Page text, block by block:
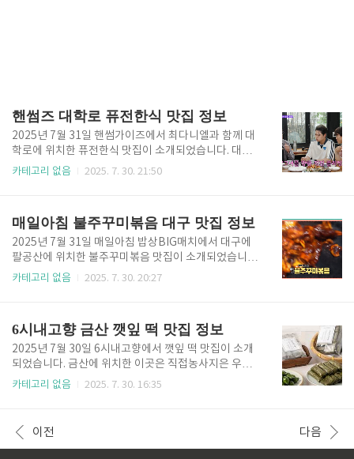
핸썸즈 대학로 퓨전한식 맛집 정보
2025년 7월 31일 핸썸가이즈에서 최다니엘과 함께 대
학로에 위치한 퓨전한식 맛집이 소개되었습니다. 대학
로에서 웨이팅이 있을 정도로 인기 있는 한식 퓨전 맛집
등 다양한 밥 메뉴도 준비되어 있는 맛집입니다. 핸썸즈
대학로 퓨전한식 맛집에 대한 정보를 알아보시고 즐겨
보세요. 핸썸즈 대학로 퓨전한식 맛집 요약 정보 핸썸즈
대학로 퓨전한식 맛집의 이름은 '오이지 대학로'입니다.
명칭 : 오이지 대학로 주소 : 서울 종로구 대학로9길 33
카테고리 없음 2025. 7. 30. 21:50
매일아침 불주꾸미볶음 대구 맛집 정보
2025년 7월 31일 매일아침 밥상BIG매치에서 대구에
팔공산에 위치한 불주꾸미볶음 맛집이 소개되었습니
다. 불맛이 살아있는 직화 쭈꾸미와 갈비, 그리고 향긋
꾸미볶음 대구 맛집에 대한 정보를 알아보시고 즐겨보
세요. 매일아침 불주꾸미볶음 대구 맛집 요약 정보 매일
아침 불주꾸미볶음 대구 맛집의 이름은 '산중식당 팔공
산 본점'입니다. 명칭 : 산중식당 팔공산 본점 주소 : 대구
동구 팔공산로185길 55 산중식당 팔공산 본점 예약전
시 30분(토, 일은 21시까지..
카테고리 없음 2025. 7. 30. 20:27
6시내고향 금산 깻잎 떡 맛집 정보
2025년 7월 30일 6시내고향에서 깻잎 떡 맛집이 소개
되었습니다. 금산에 위치한 이곳은 직접농사지은 우리
농산물 추부깻잎을 통째로 넣어 만든 떡국떡으로 끓인
다양한 깻잎으로 만든 다양한 음식을 온라인으로도 구
매할 수 있는 곳입니다. 6시내고향 금산 깻잎 떡 맛집에
카테고리 없음 2025. 7. 30. 16:35
이전 다음